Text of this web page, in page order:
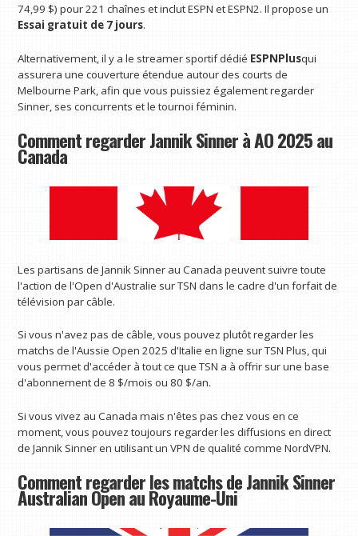
74,99 $) pour 221 chaînes et inclut ESPN et ESPN2. Il propose un
Essai gratuit de 7 jours.
Alternativement, il y a le streamer sportif dédié ESPNPlusqui
assurera une couverture étendue autour des courts de
Melbourne Park, afin que vous puissiez également regarder
Sinner, ses concurrents et le tournoi féminin.
Comment regarder Jannik Sinner à AO 2025 au
Canada
Les partisans de Jannik Sinner au Canada peuvent suivre toute
l'action de l'Open d'Australie sur TSN dans le cadre d'un forfait de
télévision par câble.
Si vous n'avez pas de câble, vous pouvez plutôt regarder les
matchs de l'Aussie Open 2025 d'Italie en ligne sur TSN Plus, qui
vous permet d'accéder à tout ce que TSN a à offrir sur une base
d'abonnement de 8 $/mois ou 80 $/an.
Si vous vivez au Canada mais n'êtes pas chez vous en ce
moment, vous pouvez toujours regarder les diffusions en direct
de Jannik Sinner en utilisant un VPN de qualité comme NordVPN.
Comment regarder les matchs de Jannik Sinner
Australian Open au Royaume-Uni